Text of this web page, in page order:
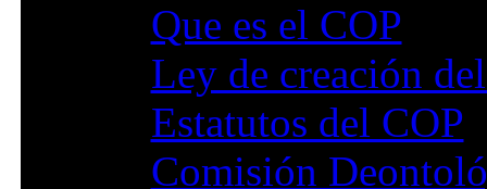
Que es el COP
Ley de creación
Estatutos del COP
Comisión